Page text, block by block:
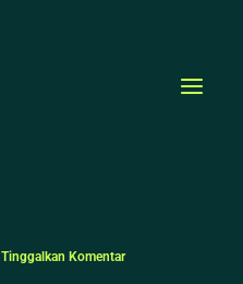
Tinggalkan Komentar